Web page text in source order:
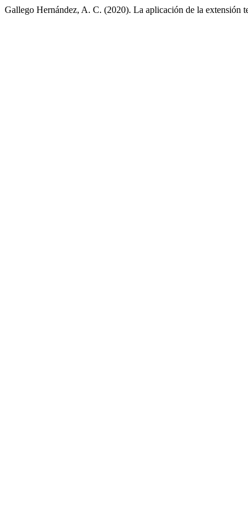
Gallego Hernández, A. C. (2020). La aplicación de la extensión